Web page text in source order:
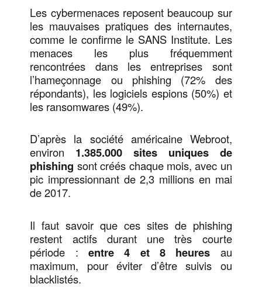
Les cybermenaces reposent beaucoup sur
les mauvaises pratiques des internautes,
comme le confirme le SANS Institute. Les
menaces les plus fréquemment
rencontrées dans les entreprises sont
l’hameçonnage ou phishing (72% des
répondants), les logiciels espions (50%) et
les ransomwares (49%).
D’après la société américaine Webroot,
environ 1.385.000 sites uniques de
phishing sont créés chaque mois, avec un
pic impressionnant de 2,3 millions en mai
de 2017.
Il faut savoir que ces sites de phishing
restent actifs durant une très courte
période :entre 4 et 8 heures au
maximum, pour éviter d’être suivis ou
blacklistés.